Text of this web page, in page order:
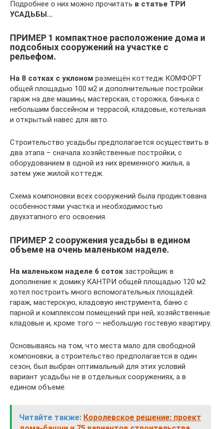
Подробнее о них можно прочитать в статье ТРИ
УСАДЬБЫ…
ПРИМЕР 1 компактное расположение дома и
подсобных сооружений на участке с
рельефом.
На 8 сотках с уклоном размещён коттедж КОМФОРТ
общей площадью 100 м2 и дополнительные постройки:
гараж на две машины, мастерская, сторожка, банька с
небольшим бассейном и террасой, кладовые, котельная
и открытый навес для авто.
Строительство усадьбы предполагается осуществить в
два этапа – сначала хозяйственные постройки, с
оборудованием в одной из них временного жилья, а
затем уже жилой коттедж.
Схема компоновки всех сооружений была продиктована
особенностями участка и необходимостью
двухэтапного его освоения.
ПРИМЕР 2 сооружения усадьбы в едином
объеме на очень маленьком наделе.
На маленьком наделе 6 сотокзастройщик в
дополнение к домику КАНТРИ общей площадью 120 м2
хотел построить много вспомогательных площадей:
гараж, мастерскую, кладовую инструмента, баню с
парной и комплексом помещений при ней, хозяйственные
кладовые и, кроме того — небольшую гостевую квартиру.
Основываясь на том, что места мало для свободной
компоновки, а строительство предполагается в один
сезон, был выбран оптимальный для этих условий
вариант усадьбы не в отдельных сооружениях, а в
едином объеме.
Читайте также: Королевское решение: проект